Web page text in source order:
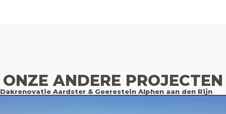
ONZE ANDERE PROJECTEN
Dakrenovatie Aardster & Geerestein Alphen aan den Rijn